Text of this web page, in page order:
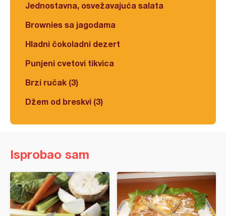
Jednostavna, osvežavajuća salata
Brownies sa jagodama
Hladni čokoladni dezert
Punjeni cvetovi tikvica
Brzi ručak (3)
Džem od breskvi (3)
Isprobao sam